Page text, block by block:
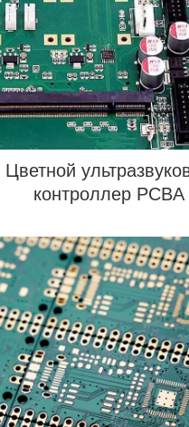
Цветной
контроллер PCBA